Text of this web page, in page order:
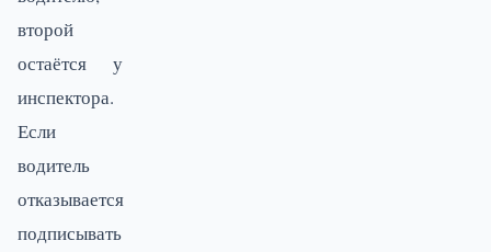
второй
остаётся у
инспектора.
Если
водитель
отказывается
подписывать